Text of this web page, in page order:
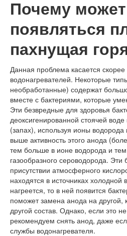
Почему может
появляться
пахнущая
Данная проблема касается
водонагревателей. Некоторые
необработанные) содержат
вместе с бактериями, которые
Эти безвредные для здоровья
деоксигенированной стоячей
(запах), используя ионы
выше активность этого анода
тем больше в ионе водорода и
газообразного сероводорода. Эти
присутствии атмосферного
находятся в источниках
нагреется, то в ней появится
поможет замена анода на другой,
другой состав. Однако, если это
рекомендуем снять анод, даже
службы водонагревателя.